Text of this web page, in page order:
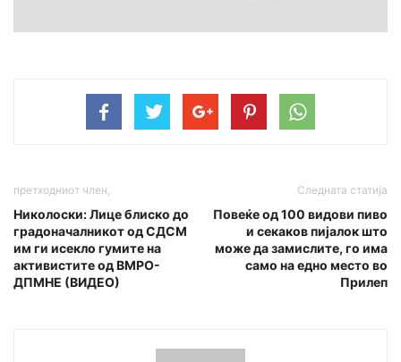
претходниот член,
Николоски: Лице блиско до
градоначалникот од СДСМ
им ги исекло гумите на
активистите од ВМРО-
ДПМНЕ (ВИДЕО)
Следната статија
Повеќе од 100 видови пиво
и секаков пијалок што
може да замислите, го има
само на едно место во
Прилеп